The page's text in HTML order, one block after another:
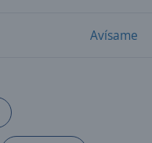
Avísame